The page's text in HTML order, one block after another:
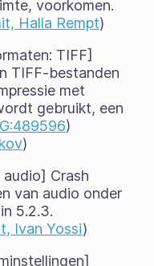
voorkomen.
Halla Rempt)
TIFF]
TIFF-bestanden
met
gebruikt, een
)
)
audio] Crash
van audio onder
5.2.3.
Ivan Yossi)